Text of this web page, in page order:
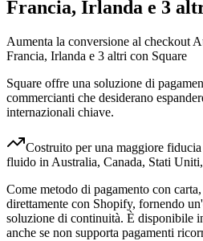
Francia, Irlanda e 3
Aumenta la conversione al checkout
Francia, Irlanda e 3 altri con Square
Square offre una soluzione di
commercianti che desiderano
internazionali chiave.
Costruito per una maggiore
fluido in Australia, Canada, Stati
Come metodo di pagamento con
direttamente con Shopify, fornendo
soluzione di continuità. È disponibile
anche se non supporta pagamenti